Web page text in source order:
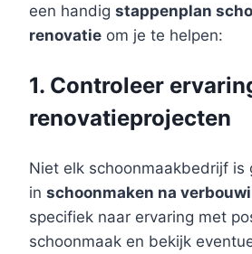
een handig stappenplan
renovatie om je te helpen:
1. Controleer
renovatieprojecten
Niet elk schoonmaakbedrijf is
in schoonmaken na
specifiek naar ervaring met
schoonmaak en bekijk